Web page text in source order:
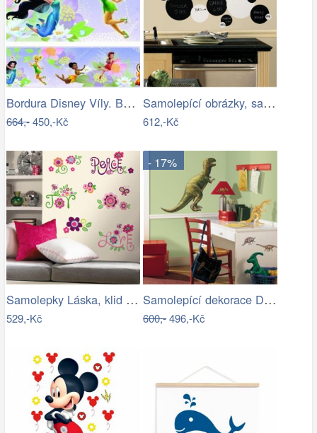
Bordura Disney Víly. Bordury Fairies
664,-450,-Kč
Samolepící obrázky, samolepky Black &…
612,-Kč
Samolepky Láska, klid a pohoda
529,-Kč
- 17%
Samolepící dekorace Dinosaurus
600,-496,-Kč